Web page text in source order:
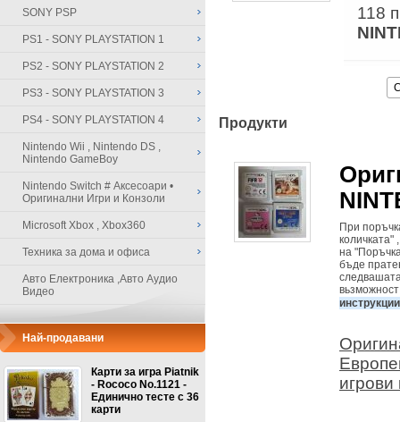
SONY PSP
PS1 - SONY PLAYSTATION 1
PS2 - SONY PLAYSTATION 2
PS3 - SONY PLAYSTATION 3
PS4 - SONY PLAYSTATION 4
Nintendo Wii , Nintendo DS ,
Nintendo GameBoy
Nintendo Switch # Аксесоари •
Оригинални Игри и Конзоли
Microsoft Xbox , Xbox360
Техника за дома и офиса
Авто Електроника ,Авто Аудио
Видео
Най-продавани
Карти за игра Piatnik
- Rococo No.1121 -
Единично тесте с 36
карти
118
Продукти
При
количката"
на
бъде
игрови